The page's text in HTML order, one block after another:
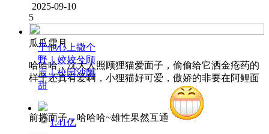
2025-09-10
5
瓜瓜雪月
哈哈哈，沈大人照顾狸猫爱面子，偷偷给它洒金疮药的
样子还真有爱啊，小狸猫好可爱，傲娇的非要在阿鲤面
前撑面子，哈哈哈~雄性果然互通
于他心上撒个
野｜姣姣兮顾
辰｜校园沙雕
甜
1.41亿